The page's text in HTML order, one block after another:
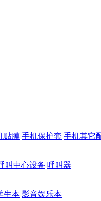
贴膜 手机保护套 手机其它
叫中心设备 呼叫器
生本 影音娱乐本